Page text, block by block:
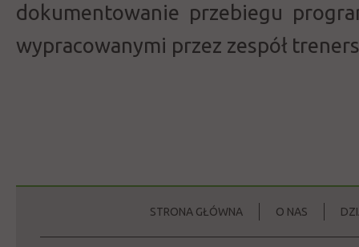
dokumentowanie przebiegu
wypracowanymi przez zespół
STRONA GŁÓWNA O NAS